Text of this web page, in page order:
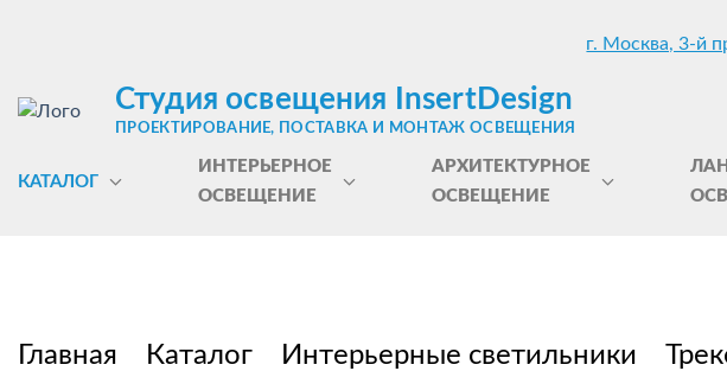
г. Москва, 3-й
Студия освещения InsertDesign
ПРОЕКТИРОВАНИЕ, ПОСТАВКА И МОНТАЖ ОСВЕЩЕНИЯ
КАТАЛОГ
ИНТЕРЬЕРНОЕ
ОСВЕЩЕНИЕ
АРХИТЕКТУРНОЕ
ОСВЕЩЕНИЕ
Главная Каталог Интерьерные светильники